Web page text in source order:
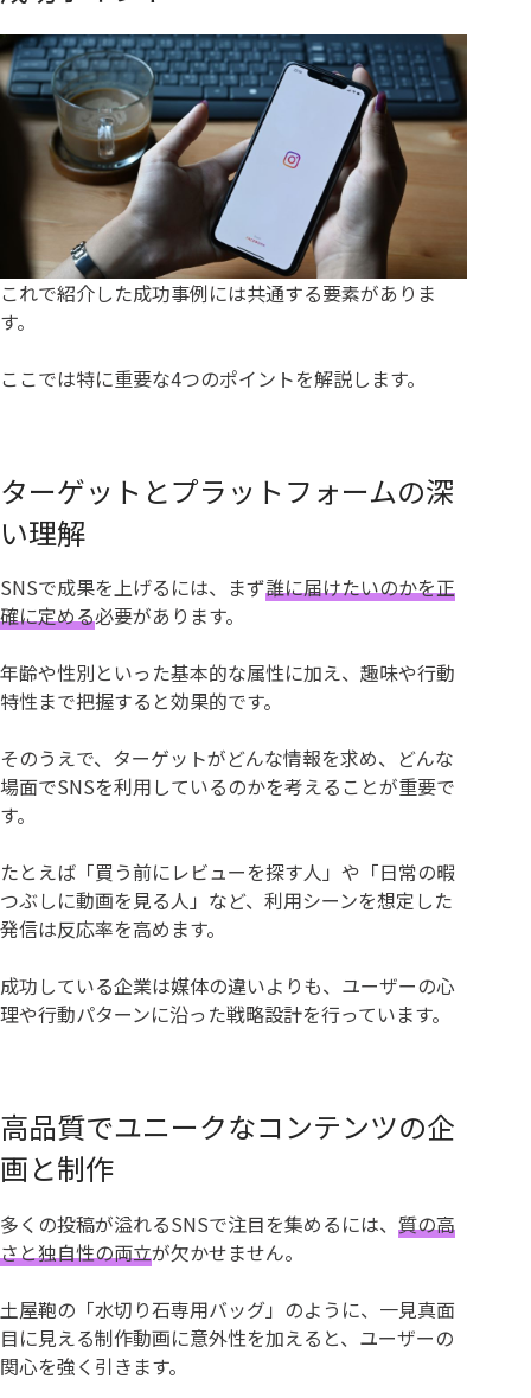
これで紹介した成功事例には共通する要素がありま
す。
ここでは特に重要な4つのポイントを解説します。
ターゲットとプラットフォームの深
い理解
SNSで成果を上げるには、まず誰に届けたいのかを正
確に定める必要があります。
年齢や性別といった基本的な属性に加え、趣味や行動
特性まで把握すると効果的です。
そのうえで、ターゲットがどんな情報を求め、どんな
場面でSNSを利用しているのかを考えることが重要で
す。
たとえば「買う前にレビューを探す人」や「日常の暇
つぶしに動画を見る人」など、利用シーンを想定した
発信は反応率を高めます。
成功している企業は媒体の違いよりも、ユーザーの心
理や行動パターンに沿った戦略設計を行っています。
高品質でユニークなコンテンツの企
画と制作
多くの投稿が溢れるSNSで注目を集めるには、 質の高
さと独自性の両立が欠かせません。
土屋鞄の「水切り石専用バッグ」のように、一見真面
目に見える制作動画に意外性を加えると、ユーザーの
関心を強く引きます。